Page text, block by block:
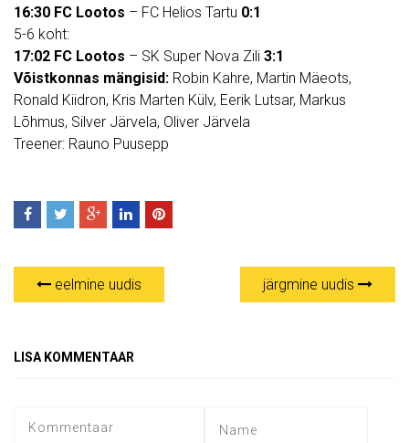
16:30 FC Lootos – FC Helios Tartu 0:1
5-6 koht:
17:02 FC Lootos – SK Super Nova Zili 3:1
Võistkonnas mängisid: Robin Kahre, Martin Mäeots,
Ronald Kiidron, Kris Marten Külv, Eerik Lutsar, Markus
Lõhmus, Silver Järvela, Oliver Järvela
Treener: Rauno Puusepp
eelmine uudis järgmine uudis
LISA KOMMENTAAR